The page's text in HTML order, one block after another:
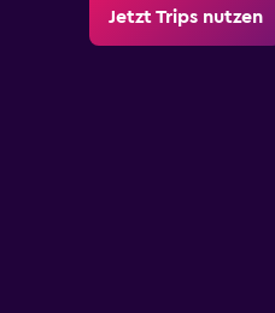
Jetzt Trips nutzen